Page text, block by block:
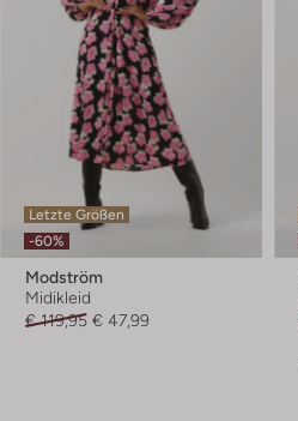
Letzte Größen
-60%
Modström
Midikleid
€ 119,95 € 47,99